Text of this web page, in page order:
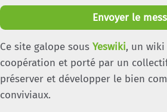
Envoyer le
Ce site galope sous Yeswiki, un
coopération et porté par un
préserver et développer le bien
conviviaux.